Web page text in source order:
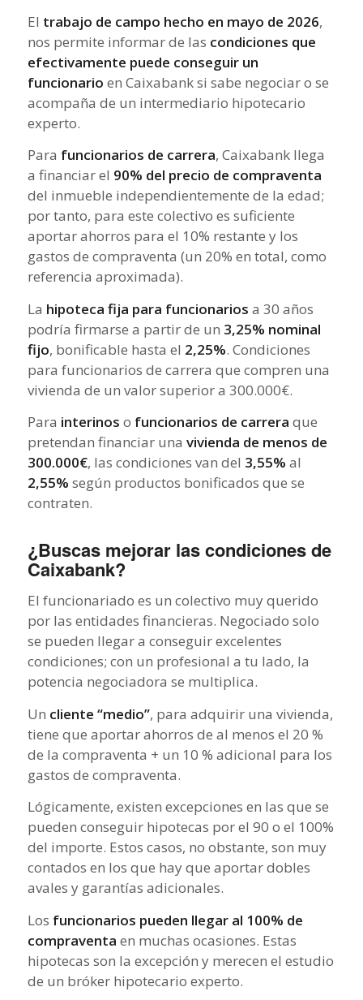
El trabajo de campo hecho en mayo de 2026,
nos permite informar de las condiciones que
efectivamente puede conseguir un
funcionario en Caixabank si sabe negociar o se
acompaña de un intermediario hipotecario
experto.
Para funcionarios de carrera, Caixabank llega
a financiar el 90% del precio de compraventa
del inmueble independientemente de la edad;
por tanto, para este colectivo es suficiente
aportar ahorros para el 10% restante y los
gastos de compraventa (un 20% en total, como
referencia aproximada).
La hipoteca fija para funcionarios a 30 años
podría firmarse a partir de un 3,25% nominal
fijo, bonificable hasta el 2,25%. Condiciones
para funcionarios de carrera que compren una
vivienda de un valor superior a 300.000€.
Para interinos o funcionarios de carrera que
pretendan financiar una vivienda de menos de
300.000€, las condiciones van del 3,55% al
2,55% según productos bonificados que se
contraten.
¿Buscas mejorar las condiciones de
Caixabank?
El funcionariado es un colectivo muy querido
por las entidades financieras. Negociado solo
se pueden llegar a conseguir excelentes
condiciones; con un profesional a tu lado, la
potencia negociadora se multiplica.
Un cliente “medio”, para adquirir una vivienda,
tiene que aportar ahorros de al menos el 20 %
de la compraventa + un 10 % adicional para los
gastos de compraventa.
Lógicamente, existen excepciones en las que se
pueden conseguir hipotecas por el 90 o el 100%
del importe. Estos casos, no obstante, son muy
contados en los que hay que aportar dobles
avales y garantías adicionales.
Los funcionarios pueden llegar al 100% de
compraventa en muchas ocasiones. Estas
hipotecas son la excepción y merecen el estudio
de un bróker hipotecario experto.